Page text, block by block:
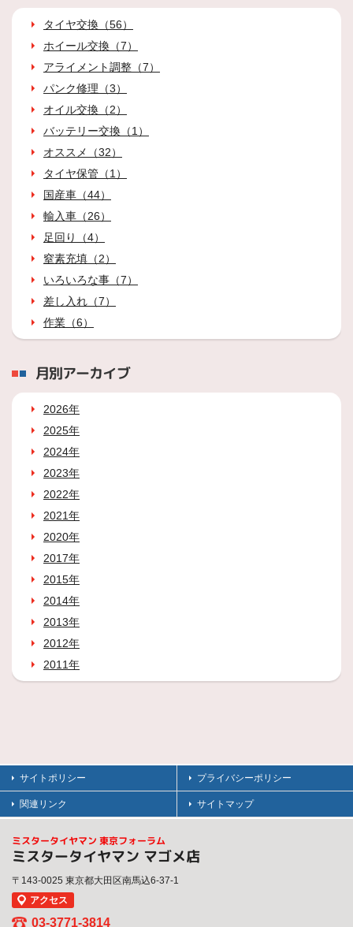
タイヤ交換（56）
ホイール交換（7）
アライメント調整（7）
パンク修理（3）
オイル交換（2）
バッテリー交換（1）
オススメ（32）
タイヤ保管（1）
国産車（44）
輸入車（26）
足回り（4）
窒素充填（2）
いろいろな事（7）
差し入れ（7）
作業（6）
月別アーカイブ
2026年
2025年
2024年
2023年
2022年
2021年
2020年
2017年
2015年
2014年
2013年
2012年
2011年
サイトポリシー プライバシーポリシー
関連リンク サイトマップ
ミスタータイヤマン 東京フォーラム
ミスタータイヤマン マゴメ店
〒143-0025 東京都大田区南馬込6-37-1
アクセス
03-3771-3814